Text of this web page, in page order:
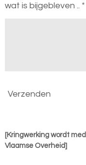
wat is bijgebleven .. *
Verzenden
[Kringwerking wordt
Vlaamse Overheid]